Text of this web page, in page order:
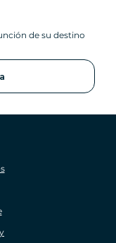
de su destino